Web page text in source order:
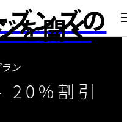
ンズの
を開く
ン
20%割引